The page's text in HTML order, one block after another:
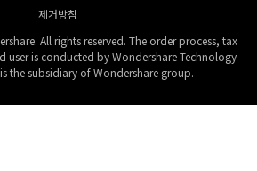
제거방침
All rights reserved. The order process, tax
user is conducted by Wondershare Technology
the subsidiary of Wondershare group.